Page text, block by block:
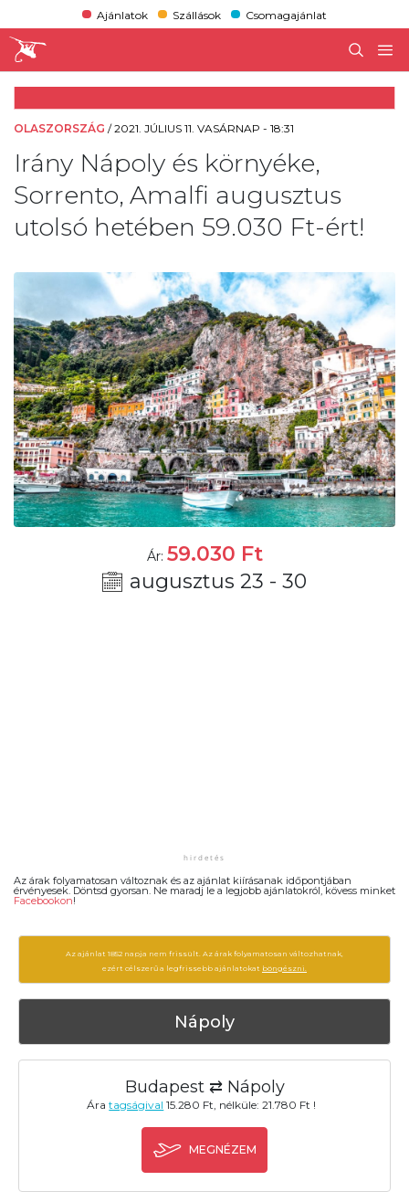
Ajánlatok Szállások Csomagajánlat
OLASZORSZÁG /2021. JÚLIUS 11. VASÁRNAP - 18:31
Irány Nápoly és környéke,
Sorrento, Amalfi augusztus
utolsó hetében 59.030 Ft-ért!
Ár: 59.030 Ft
augusztus 23 - 30
Az árak folyamatosan változnak és az ajánlat kiírásanak időpontjában
érvényesek. Döntsd gyorsan. Ne maradj le a legjobb ajánlatokról, kövess minket
Facebookon!
Az ajánlat 1852 napja nem frissült. Az árak folyamatosan változhatnak,
ezért célszerű a legfrissebb ajánlatokat böngészni.
Nápoly
Budapest ⇄ Nápoly
Áratagságival 15.280 Ft, nélküle: 21.780 Ft !
MEGNÉZEM